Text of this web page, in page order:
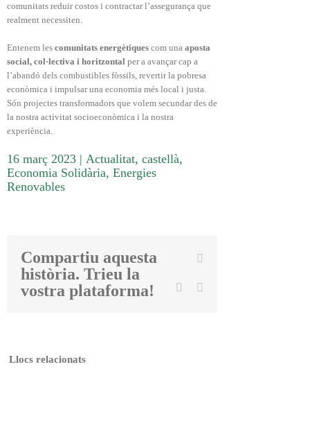
comunitats reduir costos i contractar l’assegurança que
realment necessiten.
Entenem les comunitats energètiques com una aposta
social, col·lectiva i horitzontal per a avançar cap a
l’abandó dels combustibles fòssils, revertir la pobresa
econòmica i impulsar una economia més local i justa.
Són projectes transformadors que volem secundar des de
la nostra activitat socioeconòmica i la nostra
experiència.
16 març 2023 | Actualitat, castellà,
Economia Solidària, Energies
Renovables
Compartiu aquesta
història. Trieu la
vostra plataforma!
Linkedin
Llocs relacionats